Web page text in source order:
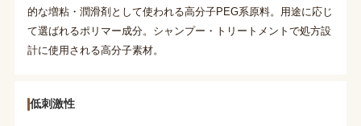
的な増粘・潤滑剤として使われる高分子PEG系原料。用途に応じ
て選ばれるポリマー成分。シャンプー・トリートメントで処方設
計に使用される高分子素材。
低刺激性